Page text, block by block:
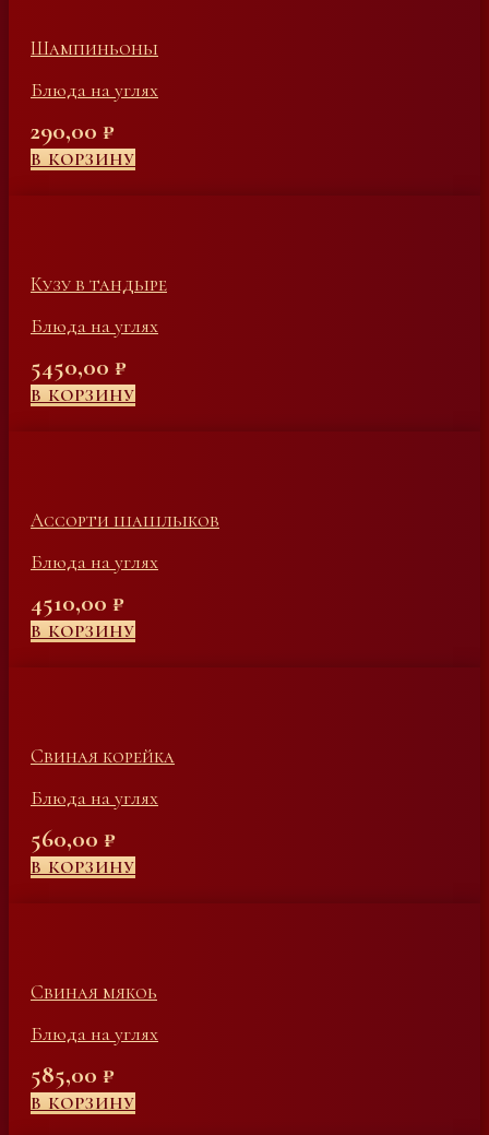
Шампиньоны
Блюда на углях
290,00 ₽
В КОРЗИНУ
Кузу в тандыре
Блюда на углях
5450,00 ₽
В КОРЗИНУ
Ассорти шашлыков
Блюда на углях
4510,00 ₽
В КОРЗИНУ
Свиная корейка
Блюда на углях
560,00 ₽
В КОРЗИНУ
Свиная мякоь
Блюда на углях
585,00 ₽
В КОРЗИНУ